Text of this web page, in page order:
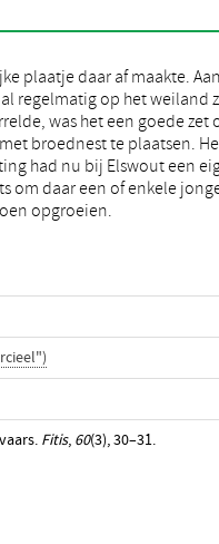
opgroeien.
Fitis, 60(3), 30–31.